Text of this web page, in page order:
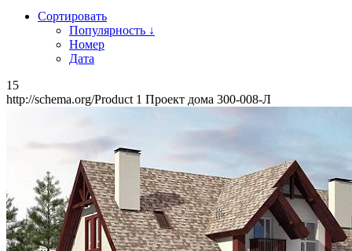
Сортировать
Популярность ↓
Номер
Дата
15
http://schema.org/Product 1 Проект дома 300-008-Л